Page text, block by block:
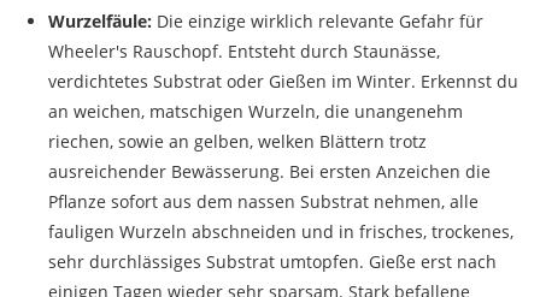
Wurzelfäule: Die einzige wirklich relevante Gefahr für
Wheeler's Rauschopf. Entsteht durch Staunässe,
verdichtetes Substrat oder Gießen im Winter. Erkennst du
an weichen, matschigen Wurzeln, die unangenehm
riechen, sowie an gelben, welken Blättern trotz
ausreichender Bewässerung. Bei ersten Anzeichen die
Pflanze sofort aus dem nassen Substrat nehmen, alle
fauligen Wurzeln abschneiden und in frisches, trockenes,
sehr durchlässiges Substrat umtopfen. Gieße erst nach
einigen Tagen wieder sehr sparsam. Stark befallene